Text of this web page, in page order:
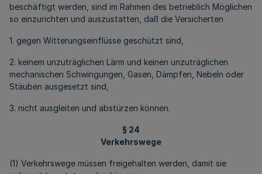
beschäftigt werden, sind im Rahmen des betrieblich Möglichen
so einzurichten und auszustatten, daß die Versicherten
1. gegen Witterungseinflüsse geschützt sind,
2. keinem unzuträglichen Lärm und keinen unzuträglichen
mechanischen Schwingungen, Gasen, Dämpfen, Nebeln oder
Stäuben ausgesetzt sind,
3. nicht ausgleiten und abstürzen können.
§ 24
Verkehrswege
(1) Verkehrswege müssen freigehalten werden, damit sie